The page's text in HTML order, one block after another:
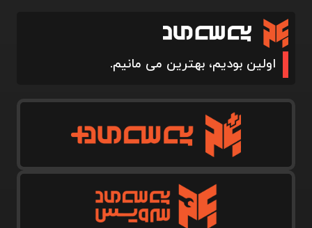
اولین بودیم، بهترین می مانیم.